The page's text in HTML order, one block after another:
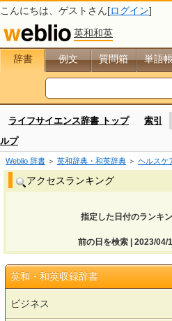
こんにちは、 ゲスト さん[ログイン]
英和和英
辞書 例文 質問箱 単語
ライフサイエンス辞書 トップ 索引
ルプ
Weblio 辞書 ＞ 英和辞典・和英辞典 ＞ ヘルスケ
アクセスランキング
指定した日付のランキ
前の日を検索 | 2023/04/
英和・和英収録辞書
ビジネス